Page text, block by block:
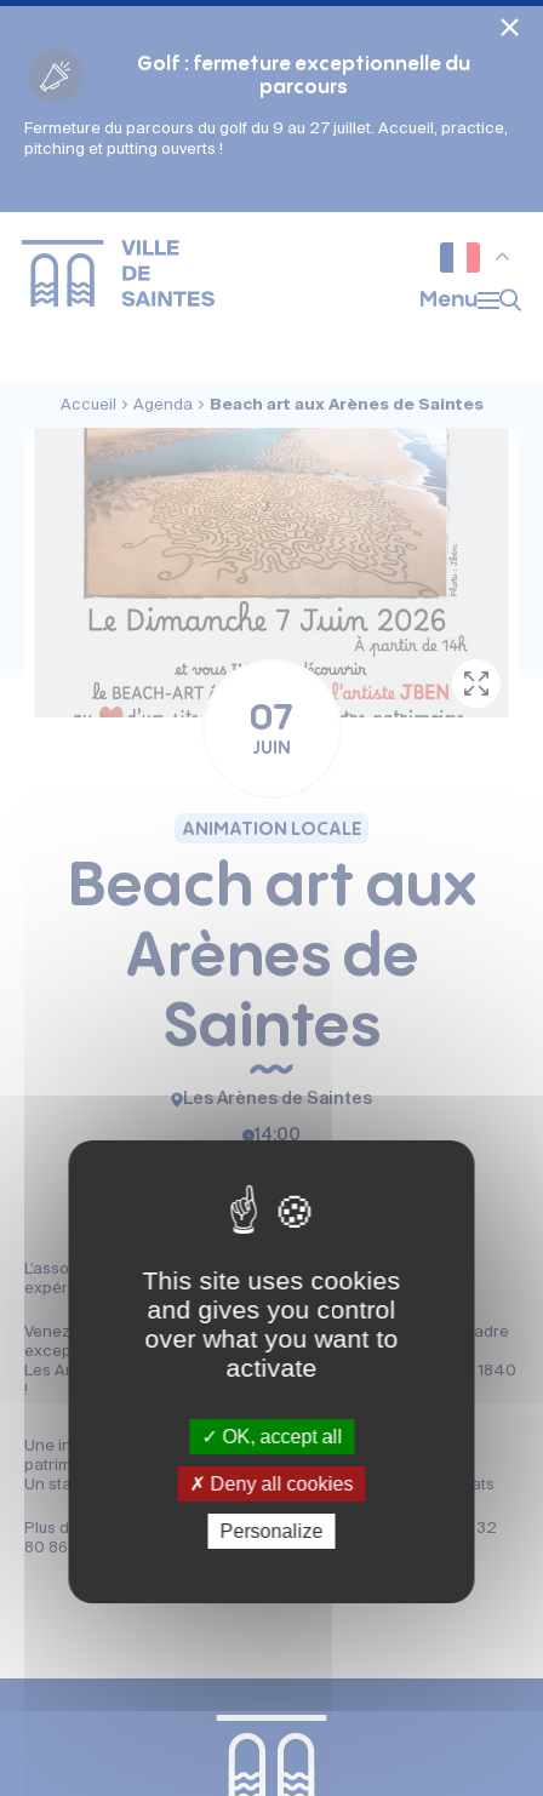
Golf : fermeture exceptionnelle du
parcours
Fermeture du parcours du golf du 9 au 27 juillet. Accueil, practice,
pitching et putting ouverts !
Menu
Accueil Agenda Beach art aux Arènes de Saintes
07
JUIN
ANIMATION LOCALE
Beach art aux
Arènes de
Saintes
Les Arènes de Saintes
14:00
L’association « Douze Fois Par An » vous invite à vivre une
expérience unique et éphémère !
Venez découvrir le BEACH-ART avec l’artiste JBEN dans un cadre
exceptionnel :
Les Arènes de Saintes – Monument Historique classé depuis 1840
!
Une installation de beach-art éphémère au cœur d’un site
patrimonial unique
Un stand d’informations sur le cycle féminin dans tous ses états
Plus d’infos sur douzefoisparan.fr ou par téléphone au 06 50 32
80 86
Gestion des couleurs :
Police adaptée (dyslexie) :
Interlignage :
Par défaut
Augmenté
Taille du texte :
Très petite
Petite Défaut
Grande
Très grande
Affichage des images & vidéos :
Par défaut
Masquées
Cookies management panel
This site uses cookies
and gives you control
over what you want to
activate
OK, accept all
Deny all cookies
Personalize